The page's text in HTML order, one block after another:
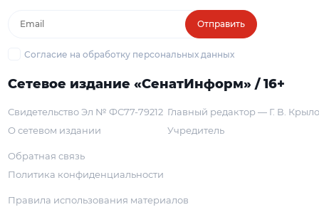
Отправить
Согласие на обработку персональных данных
Сетевое издание «СенатИнформ» / 16+
Свидетельство Эл № ФС77-79212
О сетевом издании
Главный редактор — Г. В.
Учредитель
Обратная связь
Политика конфиденциальности
Правила использования материалов